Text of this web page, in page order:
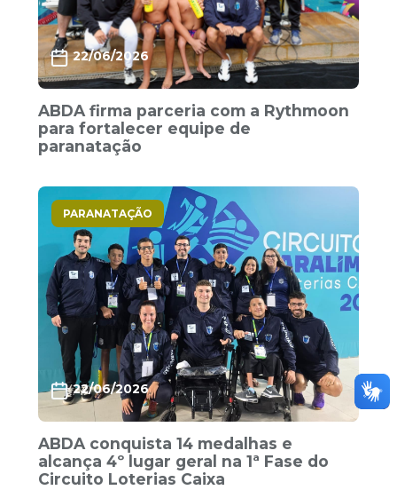
22/06/2026
ABDA firma parceria com a Rythmoon
para fortalecer equipe de
paranatação
PARANATAÇÃO
22/06/2026
ABDA conquista 14 medalhas e
alcança 4º lugar geral na 1ª Fase do
Circuito Loterias Caixa